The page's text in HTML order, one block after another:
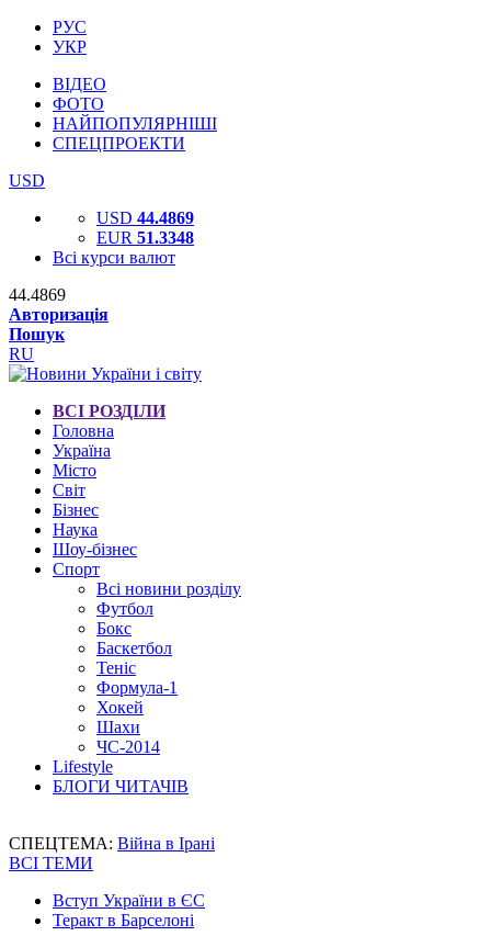
РУС
УКР
ВІДЕО
ФОТО
НАЙПОПУЛЯРНІШІ
СПЕЦПРОЕКТИ
USD
USD 44.4869
EUR 51.3348
Всі курси валют
44.4869
Авторизація
Пошук
RU
ВСІ РОЗДІЛИ
Головна
Україна
Місто
Світ
Бізнес
Наука
Шоу-бізнес
Спорт
Всі новини розділу
Футбол
Бокс
Баскетбол
Теніс
Формула-1
Хокей
Шахи
ЧС-2014
Lifestyle
БЛОГИ ЧИТАЧІВ
СПЕЦТЕМА: Війна в Ірані
ВСІ ТЕМИ
Вступ України в ЄС
Теракт в Барселоні